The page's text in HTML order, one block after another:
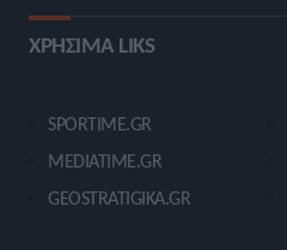
ΧΡΗΣΙΜΑ LIKS
SPORTIME.GR
MEDIATIME.GR
GEOSTRATIGIKA.GR